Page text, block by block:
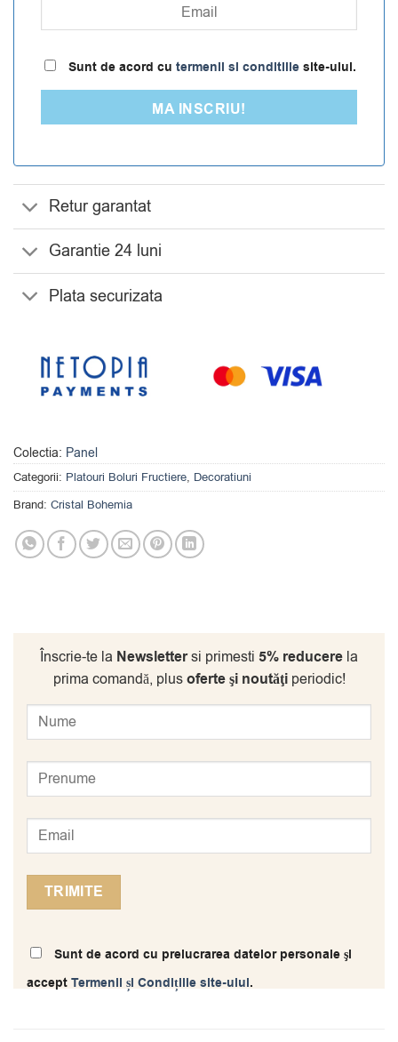
Sunt de acord cu termenii si conditiilesite-ului.
MA INSCRIU!
Retur garantat
Garantie 24 luni
Plata securizata
Colectia: Panel
Categorii: Platouri Boluri Fructiere, Decoratiuni
Brand: Cristal Bohemia
Înscrie-te la Newslettersi primesti 5% reducere la
prima comandă, plusoferte şi noutăţiperiodic!
Sunt de acord cu prelucrarea datelor personale şi
acceptTermenii și Condițiile site-ului.